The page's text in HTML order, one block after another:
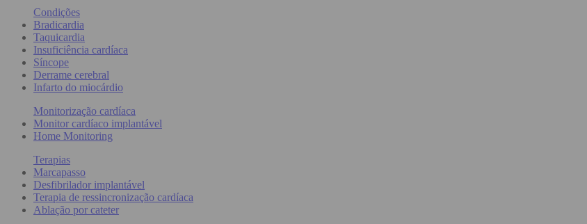
Condições
Bradicardia
Taquicardia
Insuficiência cardíaca
Síncope
Derrame cerebral
Infarto do miocárdio
Monitorização cardíaca
Monitor cardíaco implantável
Home Monitoring
Terapias
Marcapasso
Desfibrilador implantável
Terapia de ressincronização cardíaca
Ablação por cateter